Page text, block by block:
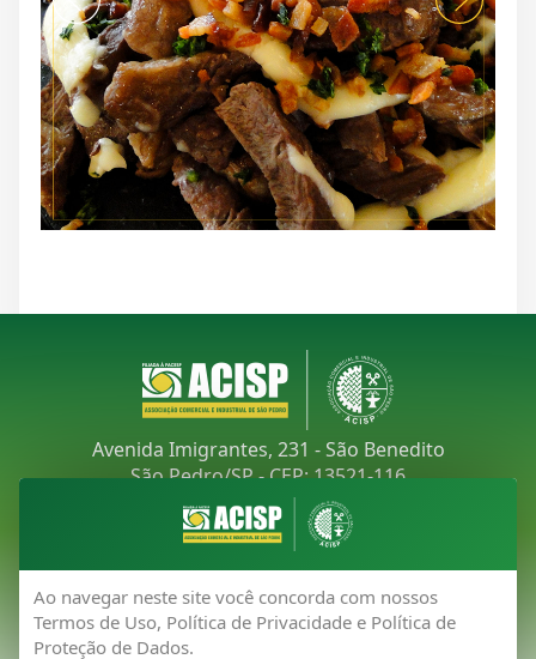
Ao navegar neste site você concorda com nossos
Termos de Uso, Política de Privacidade e Política de
Proteção de Dados.
Avenida Imigrantes, 231 - São Benedito
São Pedro/SP - CEP: 13521-116
Telefone:(19) 3481-9030
acisp@acispsaopedro.com.br